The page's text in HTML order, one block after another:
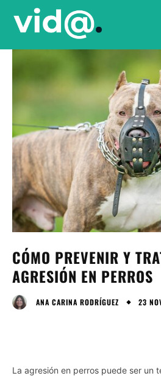
CÓMO PREVENIR Y
AGRESIÓN EN PERROS
ANA CARINA RODRÍGUEZ 23
La agresión en perros puede ser un